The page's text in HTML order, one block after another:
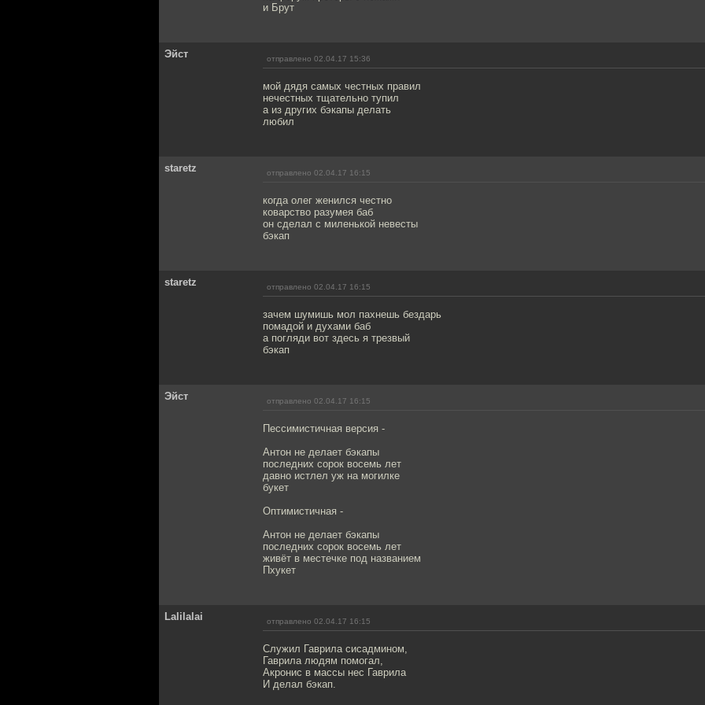
и Брут
Эйст отправлено 02.04.17 15:36
мой дядя самых честных правил
нечестных тщательно тупил
а из других бэкапы делать
любил
staretz отправлено 02.04.17 16:15
когда олег женился честно
коварство разумея баб
он сделал с миленькой невесты
бэкап
staretz отправлено 02.04.17 16:15
зачем шумишь мол пахнешь бездарь
помадой и духами баб
а погляди вот здесь я трезвый
бэкап
Эйст отправлено 02.04.17 16:15
Пессимистичная версия -
Антон не делает бэкапы
последних сорок восемь лет
давно истлел уж на могилке
букет
Оптимистичная -
Антон не делает бэкапы
последних сорок восемь лет
живёт в местечке под названием
Пхукет
Lalilalai отправлено 02.04.17 16:15
Служил Гаврила сисадмином,
Гаврила людям помогал,
Акронис в массы нес Гаврила
И делал бэкап.